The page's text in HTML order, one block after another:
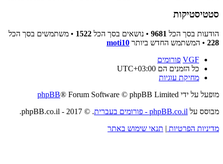
סטטיסטיקות
הודעות בסך הכל 9681 • נושאים בסך הכל 1522 • משתמשים בסך הכל
228 • המשתמש החדש ביותר moti10
VGF פורומים
כל הזמנים הם UTC+03:00
מחיקת עוגיות
מופעל על ידי
phpBB® Forum Software © phpBB Limited
מבוסס על phpBB.co.il - פורומים בעברית
. © 2017 - phpBB.co.il.
מדיניות הפרטיות | תנאי שימוש באתר